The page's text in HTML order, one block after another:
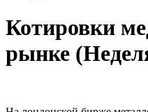
Котировки
рынке